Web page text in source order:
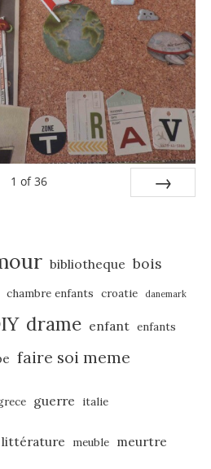
1 of 36
bibliotheque bois
chambre enfants croatie danemark
drame enfant enfants
faire soi meme
guerre italie
littérature meuble meurtre